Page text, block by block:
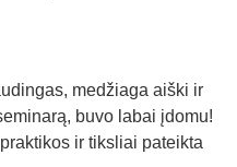
medžiaga aiški ir
buvo labai įdomu!
ir tiksliai pateikta